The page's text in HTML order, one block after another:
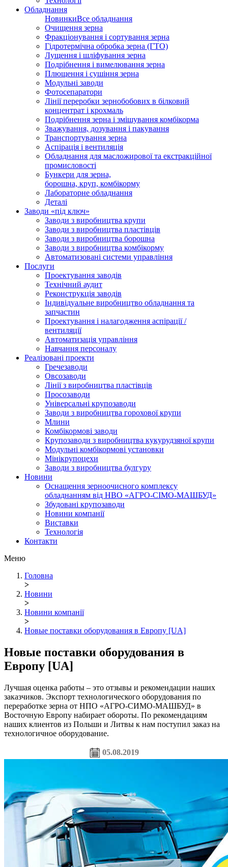
Обладнання
НовинкиВсе обладнання
Очищення зерна
Фракціонування і сортування зерна
Гідротермічна обробка зерна (ГТО)
Лущення і шліфування зерна
Подрібнення і вимелювання зерна
Плющення і сушіння зерна
Модульні заводи
Фотосепаратори
Лінії переробки зернобобових в білковий
концентрат і крохмаль
Подрібнення зерна і змішування комбікорма
Зважування, дозування і пакування
Транспортування зерна
Аспірація і вентиляція
Обладнання для масложирової та екстракційної
промисловості
Бункери для зерна,
борошна, круп, комбікорму
Лабораторне обладнання
Деталі
Заводи «під ключ»
Заводи з виробництва крупи
Заводи з виробництва пластівців
Заводи з виробництва борошна
Заводи з виробництва комбікорму
Автоматизовані системи управління
Послуги
Проектування заводів
Технічний аудит
Реконструкція заводів
Індивідуальне виробництво обладнання та
запчастин
Проектування і налагодження аспірації /
вентиляції
Автоматизація управління
Навчання персоналу
Реалізовані проекти
Гречезаводи
Овсозаводи
Лінії з виробництва пластівців
Просозаводи
Універсальні крупозаводи
Заводи з виробництва горохової крупи
Млини
Комбікормові заводи
Крупозаводи з виробництва кукурудзяної крупи
Модульні комбікормові установки
Мінікрупоцехи
Заводи з виробництва булгуру
Новини
Оснащення зерноочисного комплексу
обладнанням від НВО «АГРО-СІМО-МАШБУД»
Збудовані крупозаводи
Новини компанії
Виставки
Технологія
Контакти
Меню
Головна
>
Новини
>
Новини компанії
>
Новые поставки оборудования в Европу [UA]
Новые поставки оборудования в
Европу [UA]
Лучшая оценка работы – это отзывы и рекомендации наших
заказчиков. Экспорт технологического оборудования по
переработке зерна от НПО «АГРО-СИМО-МАШБУД» в
Восточную Европу набирает обороты. По рекомендациям
наших клиентов из Польши и Литвы к нам поступил заказ на
технологичное оборудование.
05.08.2019